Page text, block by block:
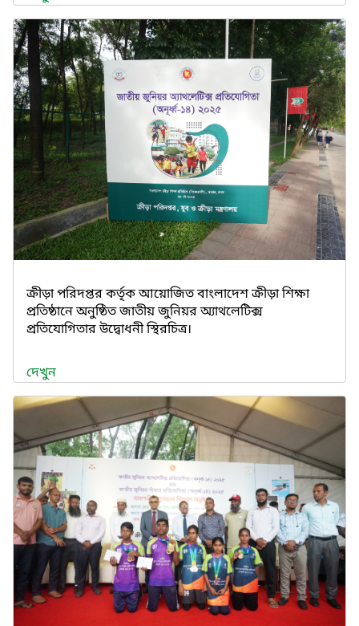
ক্রীড়া পরিদপ্তর কর্তৃক আয়োজিত বাংলাদেশ ক্রীড়া শিক্ষা
প্রতিষ্ঠানে অনুষ্ঠিত জাতীয় জুনিয়র অ্যাথলেটিক্স
প্রতিযোগিতার উদ্বোধনী স্থিরচিত্র।
দেখুন